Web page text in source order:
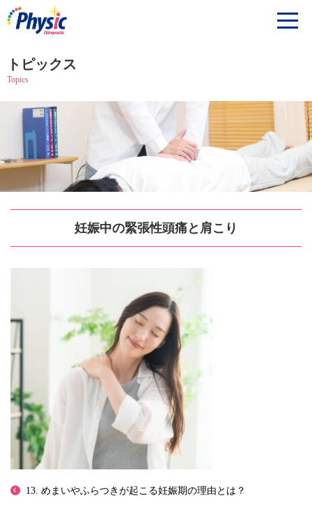
トピックス
Topics
妊娠中の緊張性頭痛と肩こり
13. めまいやふらつきが起こる妊娠期の理由とは？